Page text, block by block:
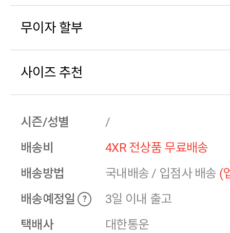
무이자 할부
사이즈 추천
시즌/성별
/
배송비
4XR 전상품 무료배송
배송방법
국내배송 / 입점사 배송 (
배송예정일
?
3일 이내 출고
택배사
대한통운